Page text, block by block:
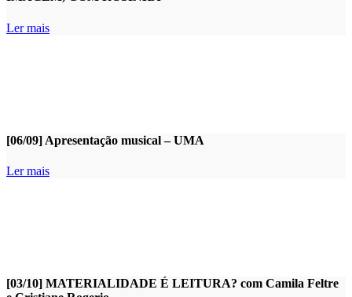
Ler mais
[06/09] Apresentação musical – UMA
Ler mais
[03/10] MATERIALIDADE É LEITURA? com Camila Feltre